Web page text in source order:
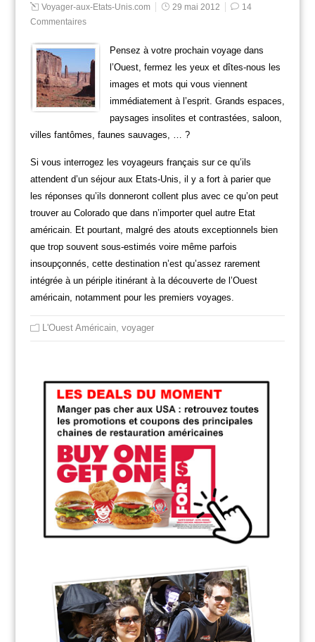
Voyager-aux-Etats-Unis.com 29 mai 2012
14
Commentaires
Pensez à votre prochain voyage dans
l’Ouest, fermez les yeux et dîtes-nous les
images et mots qui vous viennent
immédiatement à l’esprit. Grands espaces,
paysages insolites et contrastées, saloon,
villes fantômes, faunes sauvages, … ?
Si vous interrogez les voyageurs français sur ce qu’ils
attendent d’un séjour aux Etats-Unis, il y a fort à parier que
les réponses qu’ils donneront collent plus avec ce qu’on peut
trouver au Colorado que dans n’importer quel autre Etat
américain. Et pourtant, malgré des atouts exceptionnels bien
que trop souvent sous-estimés voire même parfois
insoupçonnés, cette destination n’est qu’assez rarement
intégrée à un périple itinérant à la découverte de l’Ouest
américain, notamment pour les premiers voyages.
L'Ouest Américain, voyager